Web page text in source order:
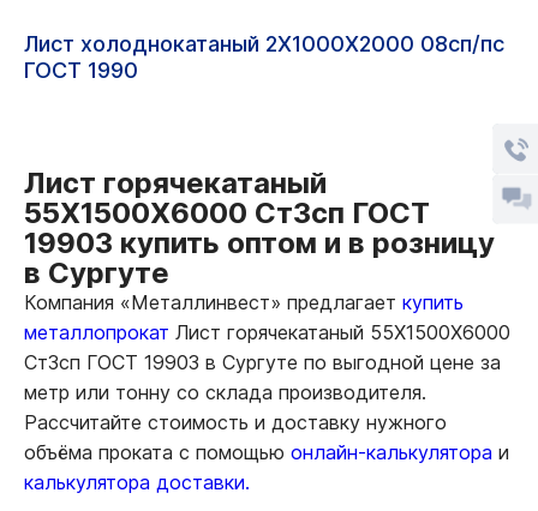
Лист холоднокатаный 2Х1000Х2000 08сп/пс
ГОСТ 1990
Лист горячекатаный
55Х1500Х6000 Ст3сп ГОСТ
19903 купить оптом и в розницу
в Сургуте
Компания «Металлинвест» предлагает купить
металлопрокат Лист горячекатаный 55Х1500Х6000
Ст3сп ГОСТ 19903 в Сургуте по выгодной цене за
метр или тонну со склада производителя.
Рассчитайте стоимость и доставку нужного
объёма проката с помощью онлайн-калькулятора и
калькулятора доставки.